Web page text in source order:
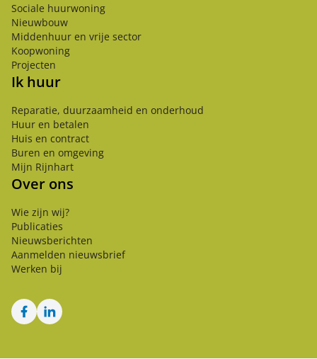
Sociale huurwoning
Nieuwbouw
Middenhuur en vrije sector
Koopwoning
Projecten
Ik huur
Reparatie, duurzaamheid en onderhoud
Huur en betalen
Huis en contract
Buren en omgeving
Mijn Rijnhart
Over ons
Wie zijn wij?
Publicaties
Nieuwsberichten
Aanmelden nieuwsbrief
Werken bij
FacebookLinkedIn